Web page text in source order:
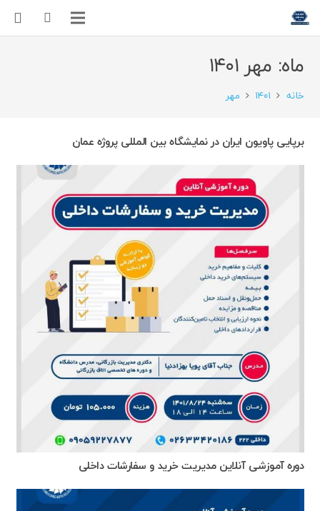
ماه: مهر ۱۴۰۱
خانه ۱۴۰۱ مهر
برپایی پاویون ایران در نمایشگاه بین المللی پروژه عمان
دوره آموزشی آنلاین مدیریت خرید و سفارشات داخلی